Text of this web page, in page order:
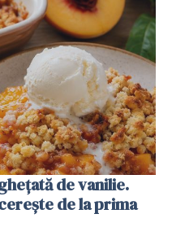
de vanilie.
de la prima